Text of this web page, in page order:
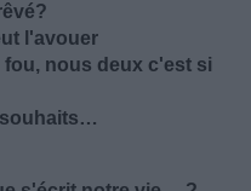
l'avouer
fou, nous deux c'est si
souhaits…